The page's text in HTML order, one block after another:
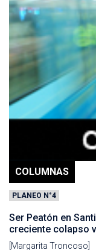
COLUMNAS
PLANEO N°4
Ser Peatón en
creciente colapso
[Margarita Troncoso]